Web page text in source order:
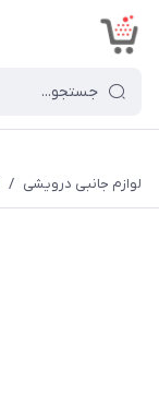
لوازم جانبی درویشی /